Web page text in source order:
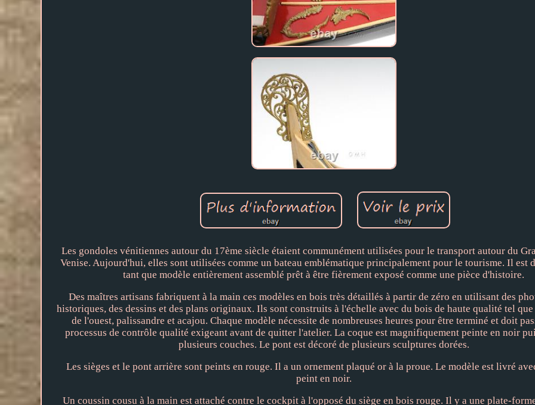
Les gondoles vénitiennes autour du 17ème siècle étaient communément utilisées pour le transport autour du
Venise. Aujourd'hui, elles sont utilisées comme un bateau emblématique principalement pour le tourisme. Il est
tant que modèle entièrement assemblé prêt à être fièrement exposé comme une pièce d'histoire.
Des maîtres artisans fabriquent à la main ces modèles en bois très détaillés à partir de zéro en utilisant des
historiques, des dessins et des plans originaux. Ils sont construits à l'échelle avec du bois de haute qualité tel
de l'ouest, palissandre et acajou. Chaque modèle nécessite de nombreuses heures pour être terminé et doit
processus de contrôle qualité exigeant avant de quitter l'atelier. La coque est magnifiquement peinte en noir
plusieurs couches. Le pont est décoré de plusieurs sculptures dorées.
Les sièges et le pont arrière sont peints en rouge. Il a un ornement plaqué or à la proue. Le modèle est livré
peint en noir.
Un coussin cousu à la main est attaché contre le cockpit à l'opposé du siège en bois rouge. Il y a une plate-